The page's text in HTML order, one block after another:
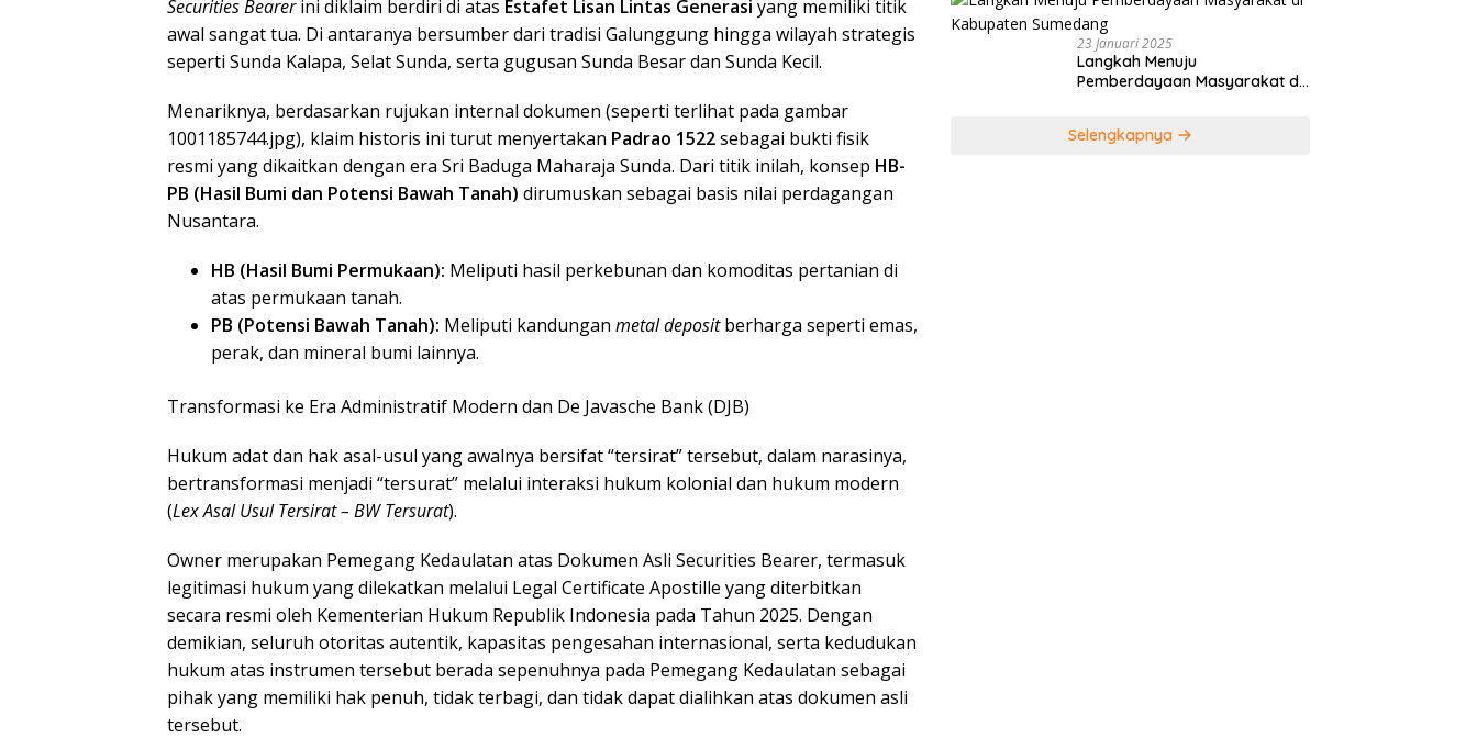
Securities Bearerini diklaim berdiri di atas Estafet Lisan Lintas Generasi yang memiliki titik
awal sangat tua. Di antaranya bersumber dari tradisi Galunggung hingga wilayah strategis
seperti Sunda Kalapa, Selat Sunda, serta gugusan Sunda Besar dan Sunda Kecil.
​Menariknya, berdasarkan rujukan internal dokumen (seperti terlihat pada gambar
1001185744.jpg), klaim historis ini turut menyertakan Padrao 1522sebagai bukti fisik
resmi yang dikaitkan dengan era Sri Baduga Maharaja Sunda. Dari titik inilah, konsep HB-
PB (Hasil Bumi dan Potensi Bawah Tanah) dirumuskan sebagai basis nilai perdagangan
Nusantara.
HB (Hasil Bumi Permukaan): Meliputi hasil perkebunan dan komoditas pertanian di
atas permukaan tanah.
PB (Potensi Bawah Tanah): Meliputi kandungan metal depositberharga seperti emas,
perak, dan mineral bumi lainnya.
​Transformasi ke Era Administratif Modern dan De Javasche Bank (DJB)
​Hukum adat dan hak asal-usul yang awalnya bersifat “tersirat” tersebut, dalam narasinya,
bertransformasi menjadi “tersurat” melalui interaksi hukum kolonial dan hukum modern
(Lex Asal Usul Tersirat – BW Tersurat).
Owner merupakan Pemegang Kedaulatan atas Dokumen Asli Securities Bearer, termasuk
legitimasi hukum yang dilekatkan melalui Legal Certificate Apostille yang diterbitkan
secara resmi oleh Kementerian Hukum Republik Indonesia pada Tahun 2025. Dengan
demikian, seluruh otoritas autentik, kapasitas pengesahan internasional, serta kedudukan
hukum atas instrumen tersebut berada sepenuhnya pada Pemegang Kedaulatan sebagai
pihak yang memiliki hak penuh, tidak terbagi, dan tidak dapat dialihkan atas dokumen asli
tersebut.
23 Januari 2025
Langkah Menuju
Pemberdayaan Masyarakat di
Selengkapnya